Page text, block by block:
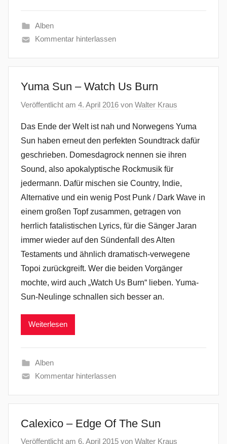
Alben
Kommentar hinterlassen
Yuma Sun – Watch Us Burn
Veröffentlicht am 4. April 2016 von Walter Kraus
Das Ende der Welt ist nah und Norwegens Yuma
Sun haben erneut den perfekten Soundtrack dafür
geschrieben. Domesdagrock nennen sie ihren
Sound, also apokalyptische Rockmusik für
jedermann. Dafür mischen sie Country, Indie,
Alternative und ein wenig Post Punk / Dark Wave in
einem großen Topf zusammen, getragen von
herrlich fatalistischen Lyrics, für die Sänger Jaran
immer wieder auf den Sündenfall des Alten
Testaments und ähnlich dramatisch-verwegene
Topoi zurückgreift. Wer die beiden Vorgänger
mochte, wird auch „Watch Us Burn“ lieben. Yuma-
Sun-Neulinge schnallen sich besser an.
Weiterlesen
Alben
Kommentar hinterlassen
Calexico – Edge Of The Sun
Veröffentlicht am 6. April 2015 von Walter Kraus